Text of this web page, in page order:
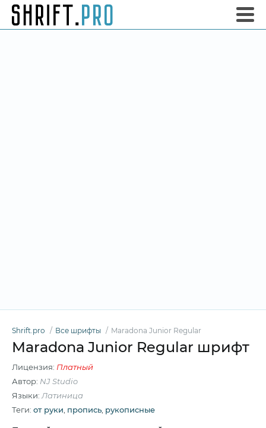
Shrift.pro Все шрифты Maradona Junior Regular
Maradona Junior Regular шрифт
Лицензия: Платный
Автор: NJ Studio
Языки: Латиница
Теги: от руки пропись рукописные